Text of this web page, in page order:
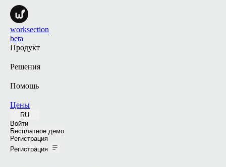
worksection
beta
Продукт
Решения
Помощь
Цены
RU
Войти
Бесплатное демо
Регистрация
Регистрация